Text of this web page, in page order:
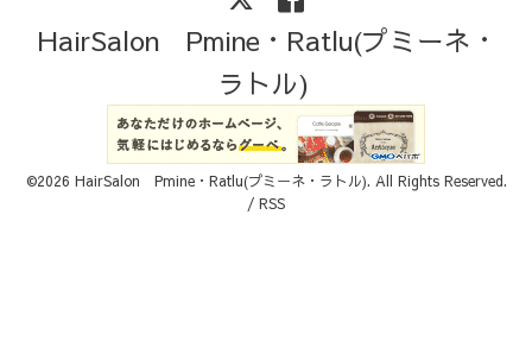
HairSalon Pmine・Ratlu(プミーネ・
ラトル)
©2026 HairSalon Pmine・Ratlu(プミーネ・ラトル). All Rights Reserved.
/ RSS